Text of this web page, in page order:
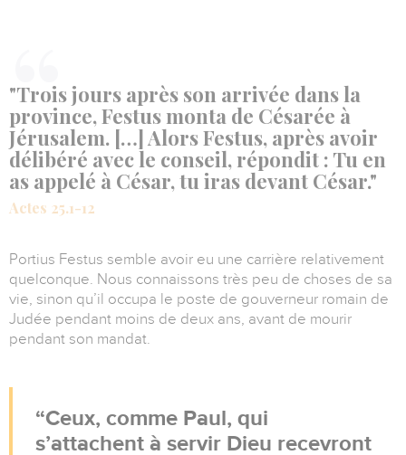
"Trois jours après son arrivée dans la
province, Festus monta de Césarée à
Jérusalem. […] Alors Festus, après avoir
délibéré avec le conseil, répondit : Tu en
as appelé à César, tu iras devant César."
Actes 25.1-12
Portius Festus semble avoir eu une carrière relativement
quelconque. Nous connaissons très peu de choses de sa
vie, sinon qu’il occupa le poste de gouverneur romain de
Judée pendant moins de deux ans, avant de mourir
pendant son mandat.
Ceux, comme Paul, qui
s’attachent à servir Dieu recevront